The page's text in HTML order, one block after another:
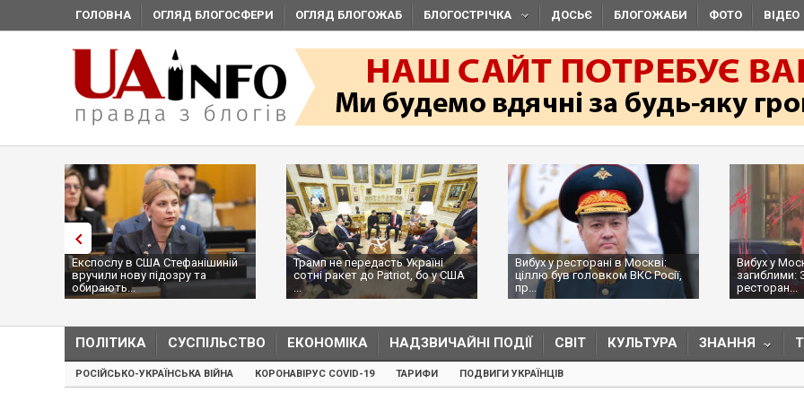
ГОЛОВНА ОГЛЯД БЛОГОСФЕРИ ОГЛЯД БЛОГОЖАБ БЛОГОСТРІЧКА ДОСЬЄ БЛОГОЖАБИ ФОТО ВІДЕО
Експослу в США Стефанішиній
вручили нову підозру та
обирають...
Трамп не передасть Україні
сотні ракет до Patriot, бо у США
...
Вибух у ресторані в Москві:
ціллю був головком ВКС Росії,
пр...
Вибух у
загиблими:
ресторан...
ПОЛІТИКА СУСПІЛЬСТВО ЕКОНОМІКА НАДЗВИЧАЙНІ ПОДІЇ СВІТ КУЛЬТУРА ЗНАННЯ
РОСІЙСЬКО-УКРАЇНСЬКА ВІЙНА КОРОНАВІРУС COVID-19 ТАРИФИ ПОДВИГИ УКРАЇНЦІВ